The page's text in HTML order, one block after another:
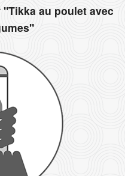
"Tikka au poulet avec